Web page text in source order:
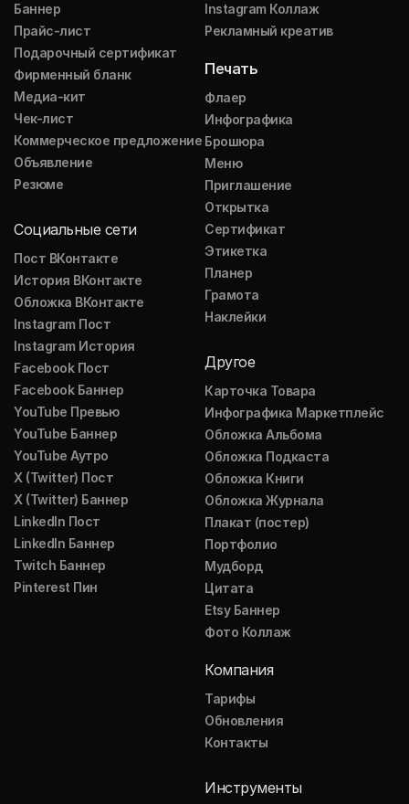
Баннер
Прайс-лист
Подарочный сертификат
Фирменный бланк
Медиа-кит
Чек-лист
Коммерческое предложение
Объявление
Резюме
Социальные сети
Пост ВКонтакте
История ВКонтакте
Обложка ВКонтакте
Instagram Пост
Instagram История
Facebook Пост
Facebook Баннер
YouTube Превью
YouTube Баннер
YouTube Аутро
X (Twitter) Пост
X (Twitter) Баннер
LinkedIn Пост
LinkedIn Баннер
Twitch Баннер
Pinterest Пин
Instagram Коллаж
Рекламный креатив
Печать
Флаер
Инфографика
Брошюра
Меню
Приглашение
Открытка
Сертификат
Этикетка
Планер
Грамота
Наклейки
Другое
Карточка Товара
Инфографика Маркетплейс
Обложка Альбома
Обложка Подкаста
Обложка Книги
Обложка Журнала
Плакат (постер)
Портфолио
Мудборд
Цитата
Etsy Баннер
Фото Коллаж
Компания
Тарифы
Обновления
Контакты
Инструменты